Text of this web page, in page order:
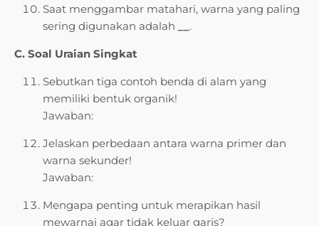
Saat menggambar matahari, warna yang paling
sering digunakan adalah
.
C. Soal Uraian Singkat
Sebutkan tiga contoh benda di alam yang
memiliki bentuk organik!
Jawaban:
Jelaskan perbedaan antara warna primer dan
warna sekunder!
Jawaban:
Mengapa penting untuk merapikan hasil
mewarnai agar tidak keluar garis?